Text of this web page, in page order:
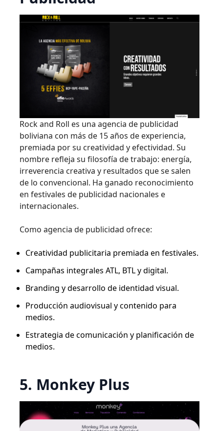
Rock and Roll es una agencia de publicidad
boliviana con más de 15 años de experiencia,
premiada por su creatividad y efectividad. Su
nombre refleja su filosofía de trabajo: energía,
irreverencia creativa y resultados que se salen
de lo convencional. Ha ganado reconocimiento
en festivales de publicidad nacionales e
internacionales.
Como agencia de publicidad ofrece:
Creatividad publicitaria premiada en festivales.
Campañas integrales ATL, BTL y digital.
Branding y desarrollo de identidad visual.
Producción audiovisual y contenido para
medios.
Estrategia de comunicación y planificación de
medios.
5. Monkey Plus